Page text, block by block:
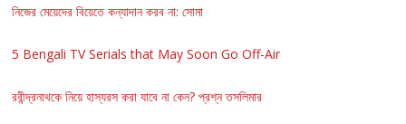
নিজের মেয়েদের বিয়েতে কন্যাদান করব না: সোমা
5 Bengali TV Serials that May Soon Go Off-Air
রবীন্দ্রনাথকে নিয়ে হাস্যরস করা যাবে না কেন? প্রশ্ন তসলিমার